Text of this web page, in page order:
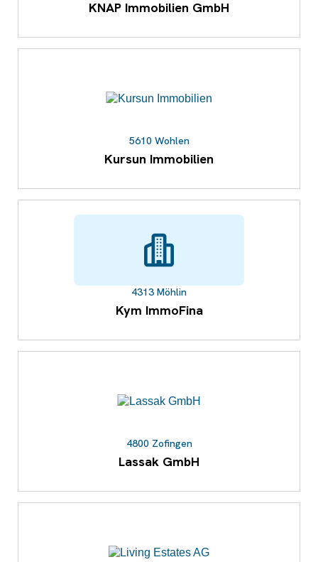
KNAP Immobilien GmbH
5610 Wohlen
Kursun Immobilien
4313 Möhlin
Kym ImmoFina
4800 Zofingen
Lassak GmbH